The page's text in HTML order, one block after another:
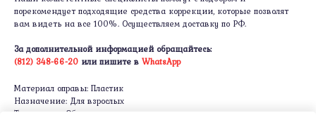
порекомендует подходящие средства коррекции, которые позволят
вам видеть на все 100%. Осуществляем доставку по РФ.
За дополнительной информацией обращайтесь:
(812) 348-66-20 или пишите в WhatsApp
Материал оправы: Пластик
Назначение: Для взрослых
Тип оправы: Ободковая